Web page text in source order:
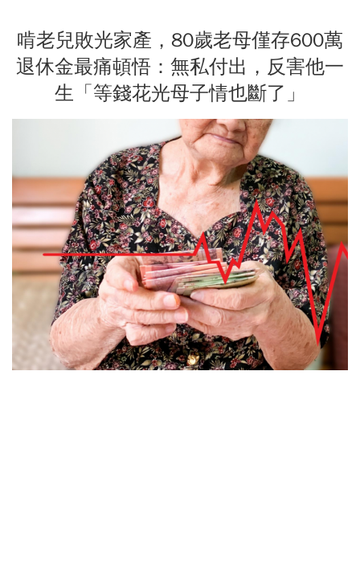
啃老兒敗光家產，80歲老母僅存600萬
退休金最痛頓悟：無私付出，反害他一
生「等錢花光母子情也斷了」